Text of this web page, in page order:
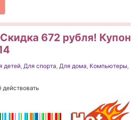
672 рубля! Купон
детей, Для спорта, Для дома, Компьютеры,